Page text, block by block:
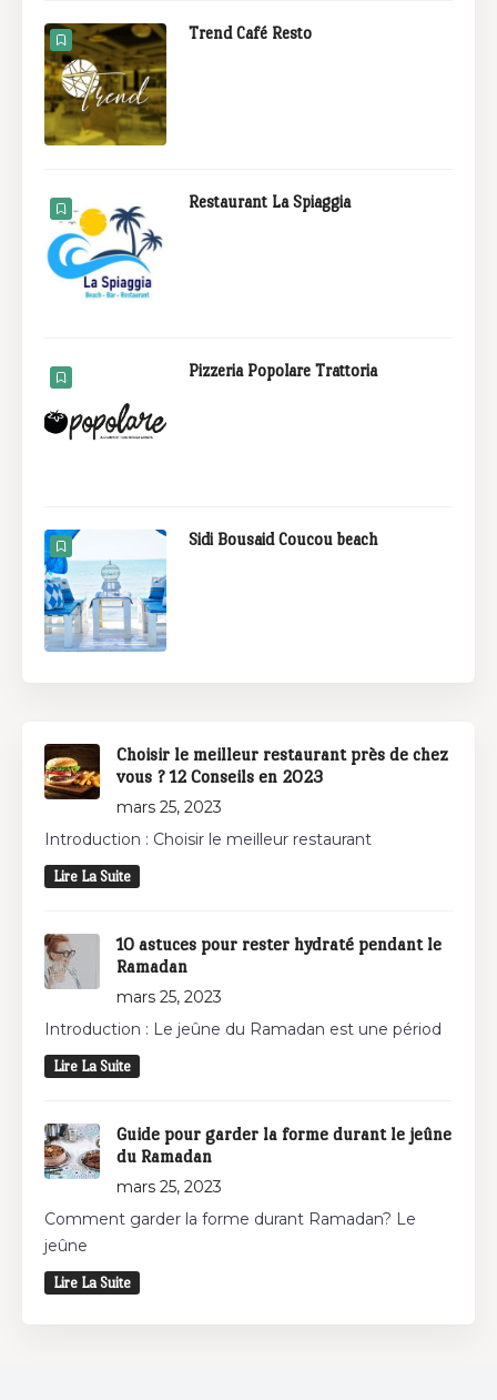
Trend Café Resto
Restaurant La Spiaggia
Pizzeria Popolare Trattoria
Sidi Bousaid Coucou beach
Choisir le meilleur restaurant près de chez
vous ? 12 Conseils en 2023
mars 25, 2023
Introduction : Choisir le meilleur restaurant
Lire La Suite
10 astuces pour rester hydraté pendant le
Ramadan
mars 25, 2023
Introduction : Le jeûne du Ramadan est une périod
Lire La Suite
Guide pour garder la forme durant le jeûne
du Ramadan
mars 25, 2023
Comment garder la forme durant Ramadan? Le
jeûne
Lire La Suite